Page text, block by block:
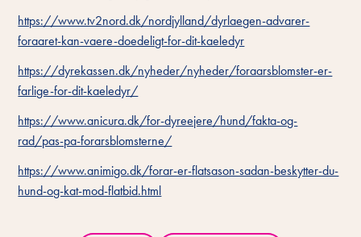
https://www.tv2nord.dk/nordjylland/dyrlaegen-advarer-
foraaret-kan-vaere-doedeligt-for-dit-kaeledyr
https://dyrekassen.dk/nyheder/nyheder/foraarsblomster-er-
farlige-for-dit-kaeledyr/
https://www.anicura.dk/for-dyreejere/hund/fakta-og-
rad/pas-pa-forarsblomsterne/
https://www.animigo.dk/forar-er-flatsason-sadan-beskytter-du-
hund-og-kat-mod-flatbid.html